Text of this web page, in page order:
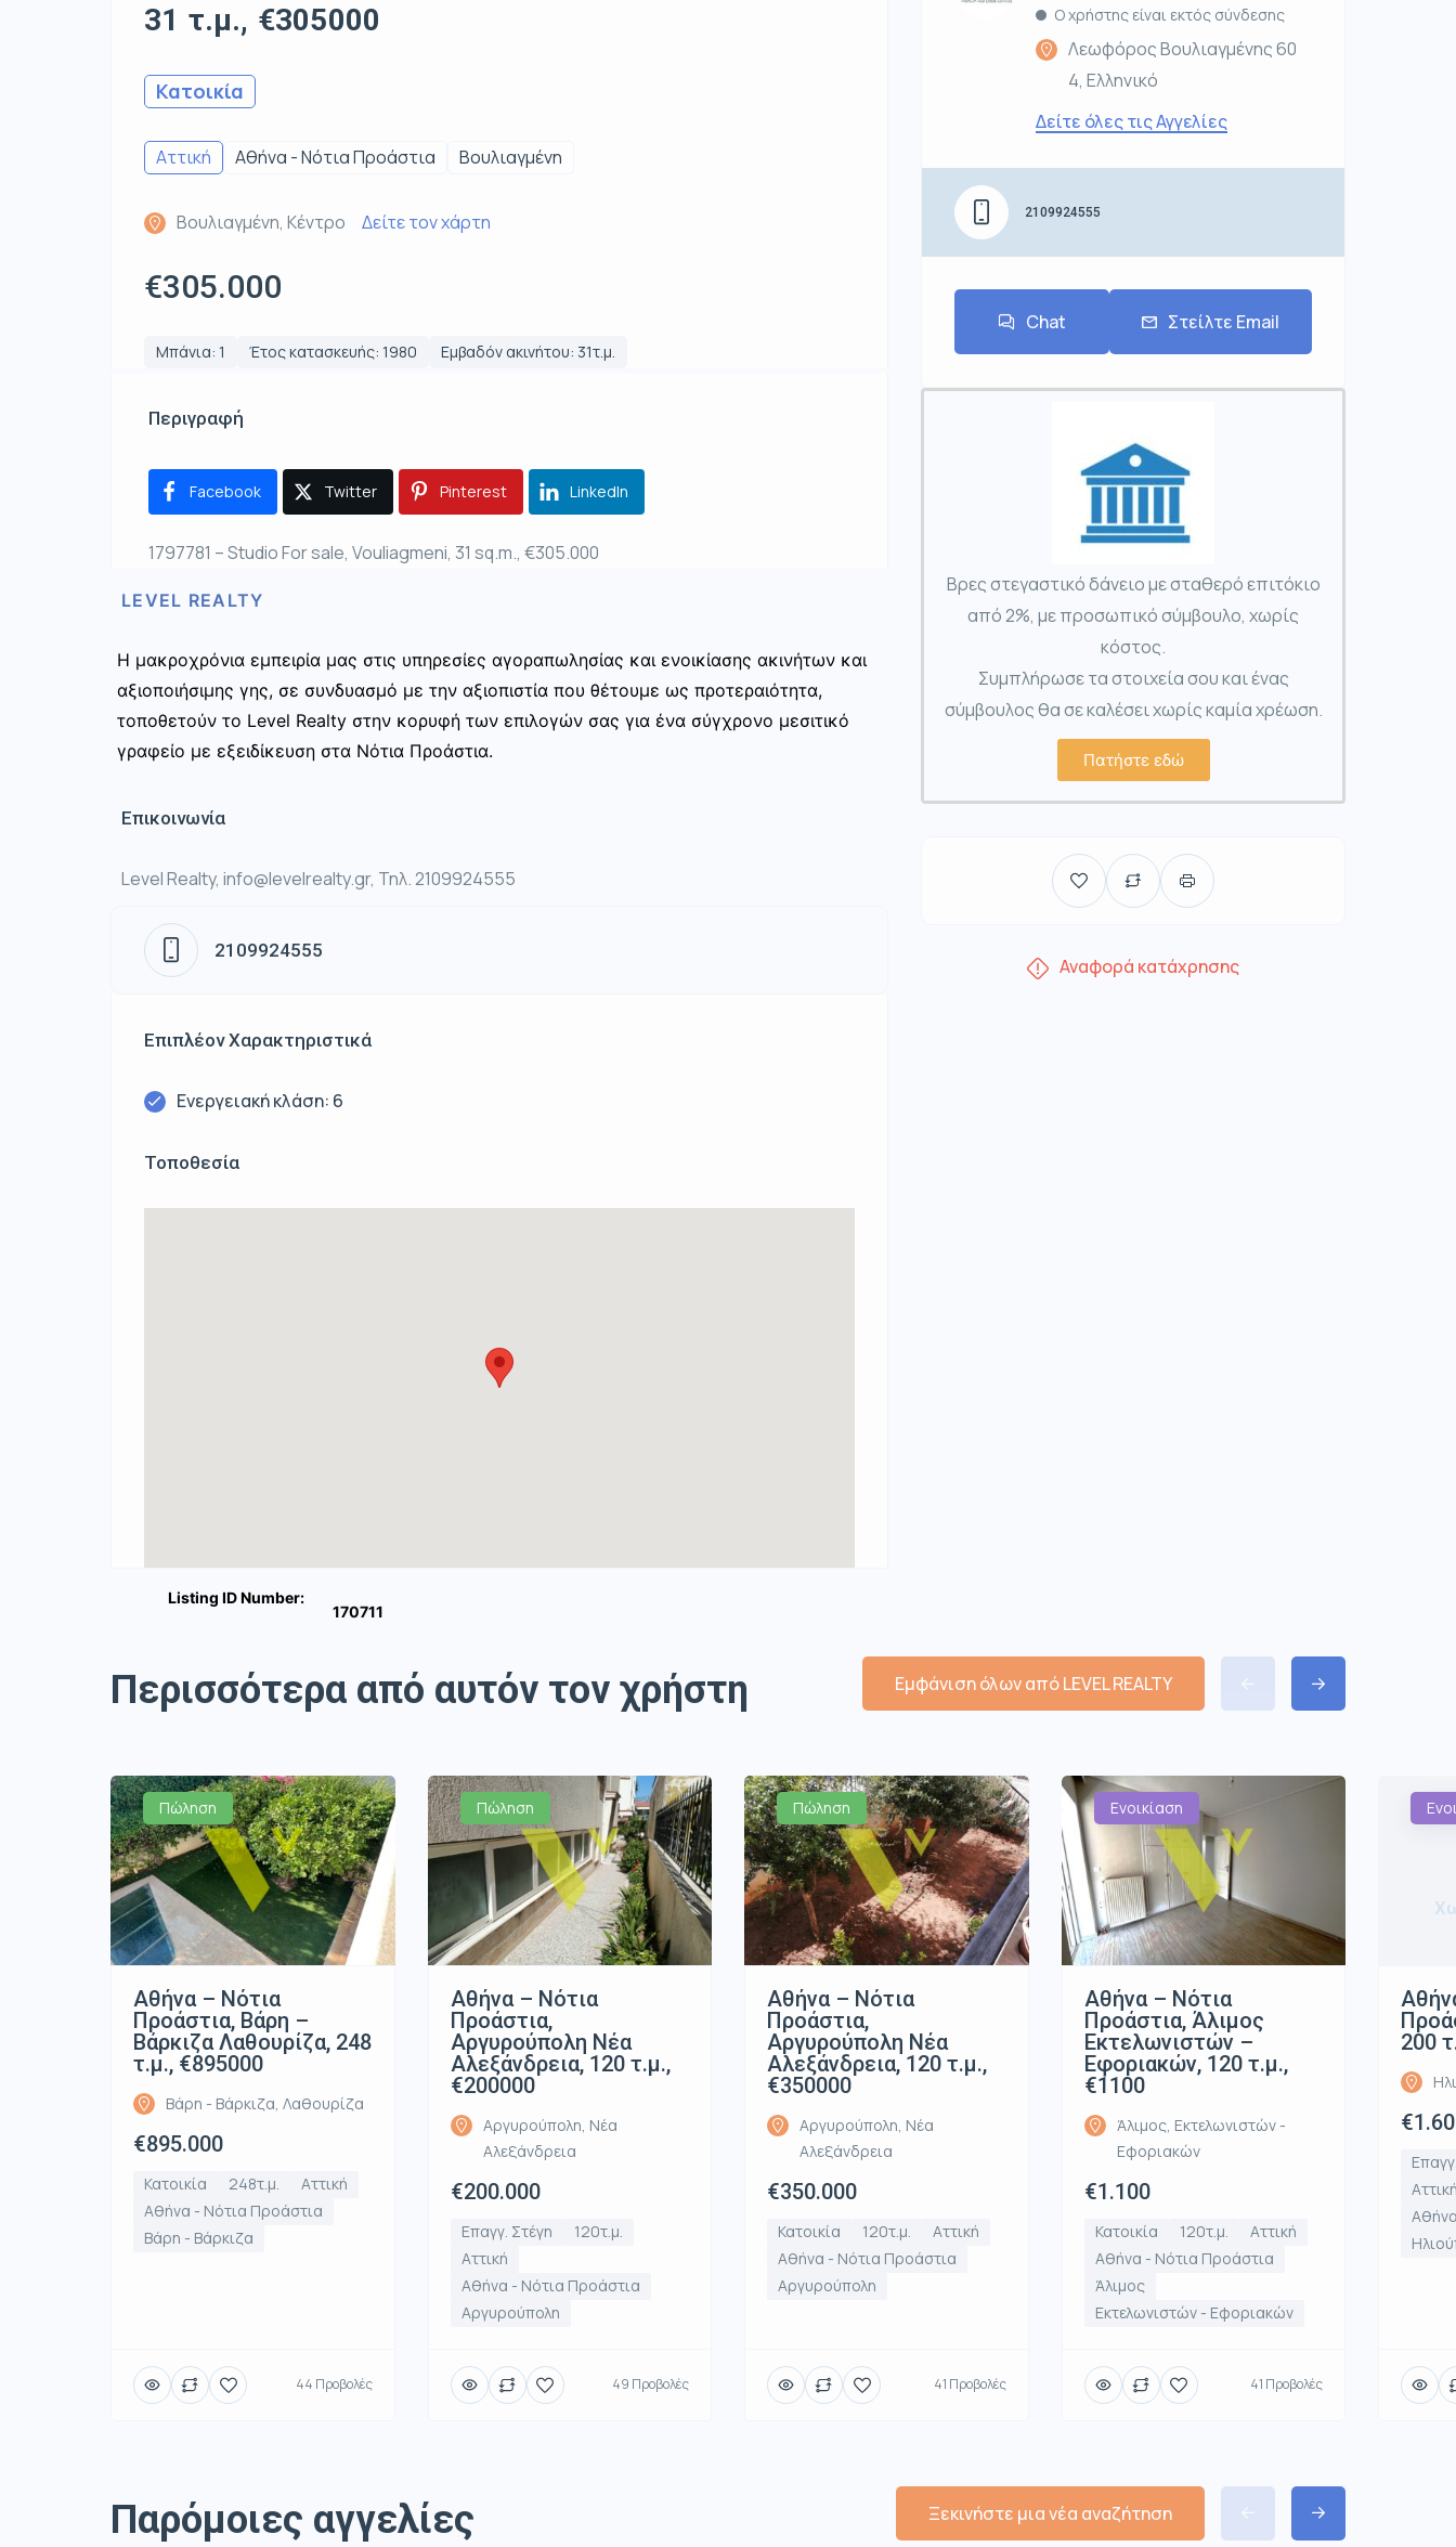
31 τ.μ., €305000
Κατοικία
Αττική Αθήνα - Νότια Προάστια Βουλιαγμένη
Βουλιαγμένη, Κέντρο Δείτε τον χάρτη
€305.000
Μπάνια: 1 Έτος κατασκευής: 1980 Εμβαδόν ακινήτου: 31τ.μ.
Περιγραφή
Facebook Twitter Pinterest LinkedIn
1797781 – Studio For sale, Vouliagmeni, 31 sq.m., €305.000
LEVEL REALTY
Η μακροχρόνια εμπειρία μας στις υπηρεσίες αγοραπωλησίας και ενοικίασης ακινήτων και
αξιοποιήσιμης γης, σε συνδυασμό με την αξιοπιστία που θέτουμε ως προτεραιότητα,
τοποθετούν το Level Realty στην κορυφή των επιλογών σας για ένα σύγχρονο μεσιτικό
γραφείο με εξειδίκευση στα Νότια Προάστια.
Επικοινωνία
Level Realty, info@levelrealty.gr, Τηλ. 2109924555
2109924555
Επιπλέον Χαρακτηριστικά
Ενεργειακή κλάση: 6
Τοποθεσία
Listing ID Number:
170711
Ο χρήστης είναι εκτός σύνδεσης
Λεωφόρος Βουλιαγμένης 60
4, Ελληνικό
Δείτε όλες τις Αγγελίες
2109924555
Chat Στείλτε Email
Βρες στεγαστικό δάνειο με σταθερό επιτόκιο
από 2%, με προσωπικό σύμβουλο, χωρίς
κόστος.
Συμπλήρωσε τα στοιχεία σου και ένας
σύμβουλος θα σε καλέσει χωρίς καμία χρέωση.
Πατήστε εδώ
Αναφορά κατάχρησης
Περισσότερα από αυτόν τον χρήστη Εμφάνιση όλων από LEVEL REALTY
Πώληση
Αθήνα – Νότια
Προάστια, Βάρη –
Βάρκιζα Λαθουρίζα, 248
τ.μ., €895000
Βάρη - Βάρκιζα, Λαθουρίζα
€895.000
Κατοικία 248τ.μ.
Αττική
Αθήνα - Νότια Προάστια
Βάρη - Βάρκιζα
44 Προβολές
Πώληση
Αθήνα – Νότια
Προάστια,
Αργυρούπολη Νέα
Αλεξάνδρεια, 120 τ.μ.,
€200000
Αργυρούπολη, Νέα
Αλεξάνδρεια
€200.000
Επαγγ. Στέγη
120τ.μ.
Αττική
Αθήνα - Νότια Προάστια
Αργυρούπολη
49 Προβολές
Πώληση
Αθήνα – Νότια
Προάστια,
Αργυρούπολη Νέα
Αλεξάνδρεια, 120 τ.μ.,
€350000
Αργυρούπολη, Νέα
Αλεξάνδρεια
€350.000
Κατοικία 120τ.μ.
Αττική
Αθήνα - Νότια Προάστια
Αργυρούπολη
41 Προβολές
Ενοικίαση
Αθήνα – Νότια
Προάστια, Άλιμος
Εκτελωνιστών –
Εφοριακών, 120 τ.μ.,
€1100
Άλιμος, Εκτελωνιστών -
Εφοριακών
€1.100
Κατοικία 120τ.μ.
Αττική
Αθήνα - Νότια Προάστια
Άλιμος
Εκτελωνιστών - Εφοριακών
41 Προβολές
200
Παρόμοιες αγγελίες Ξεκινήστε μια νέα αναζήτηση